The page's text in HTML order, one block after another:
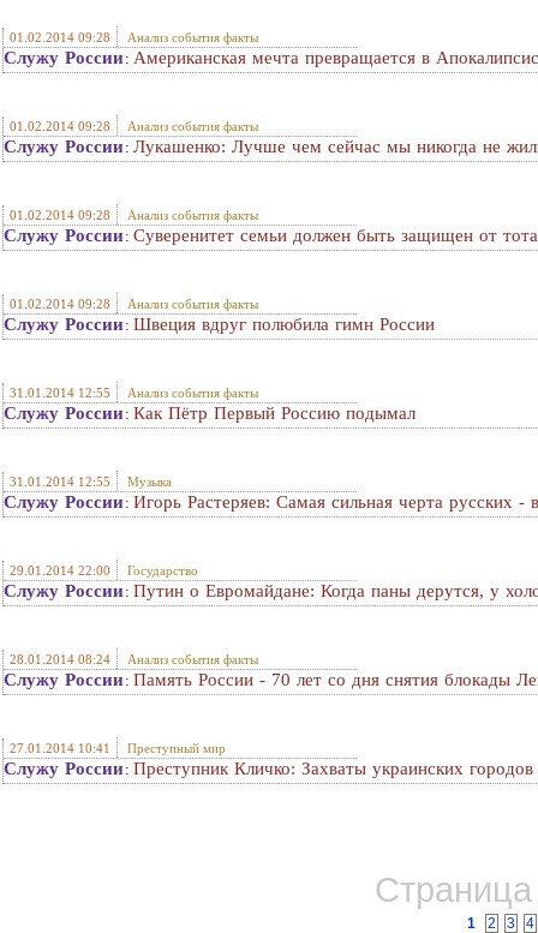
01.02.2014 09:28 Анализ события факты
Служу России: Американская мечта превращается в Апокалипсис
01.02.2014 09:28 Анализ события факты
Служу России: Лукашенко: Лучше чем сейчас мы никогда не
01.02.2014 09:28 Анализ события факты
Служу России: Суверенитет семьи должен быть защищен от
01.02.2014 09:28 Анализ события факты
Служу России: Швеция вдруг полюбила гимн России
31.01.2014 12:55 Анализ события факты
Служу России: Как Пётр Первый Россию подымал
31.01.2014 12:55 Музыка
Служу России: Игорь Растеряев: Самая сильная черта русских -
29.01.2014 22:00 Государство
Служу России: Путин о Евромайдане: Когда паны дерутся, у
28.01.2014 08:24 Анализ события факты
Служу России: Память России - 70 лет со дня снятия блокады
27.01.2014 10:41 Преступный мир
Служу России: Преступник Кличко: Захваты украинских
1 2 3 4